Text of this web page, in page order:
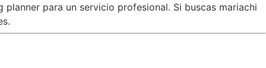
para un servicio profesional. Si buscas mariachi